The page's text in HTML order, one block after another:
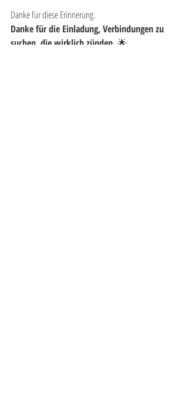
Danke für diese Erinnerung.
Danke für die Einladung, Verbindungen zu
suchen, die wirklich zünden. 🌟